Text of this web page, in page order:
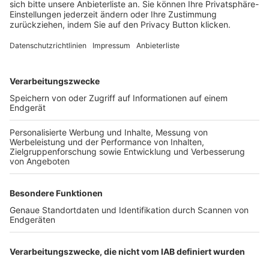
Trainerbörse
Login SpielPlus
TOP-VEREINE
TOP-PARTNER